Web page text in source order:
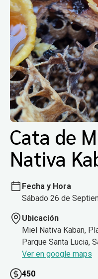
Cata de
Nativa
Fecha y Hora
Sábado 26 de
Ubicación
Miel Nativa Kaban,
Parque Santa Lucia,
Ver en google maps
450